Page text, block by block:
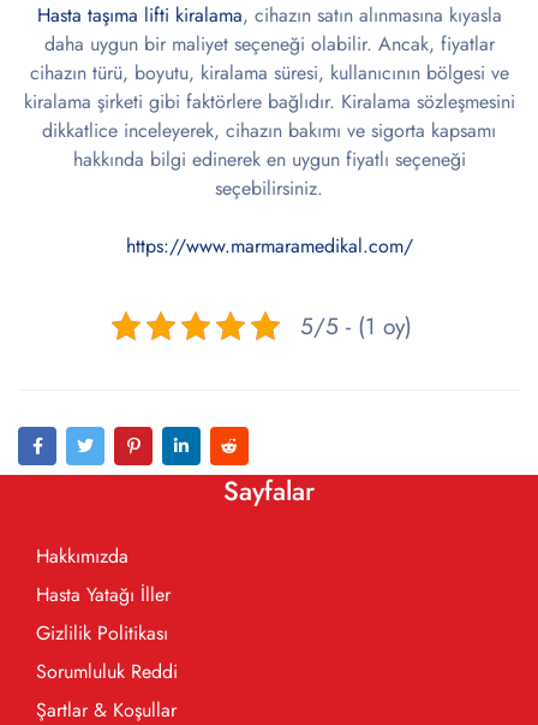
Hasta taşıma lifti kiralama, cihazın satın alınmasına kıyasla
daha uygun bir maliyet seçeneği olabilir. Ancak, fiyatlar
cihazın türü, boyutu, kiralama süresi, kullanıcının bölgesi ve
kiralama şirketi gibi faktörlere bağlıdır. Kiralama sözleşmesini
dikkatlice inceleyerek, cihazın bakımı ve sigorta kapsamı
hakkında bilgi edinerek en uygun fiyatlı seçeneği
seçebilirsiniz.
https://www.marmaramedikal.com/
5/5 - (1 oy)
Sayfalar
Hakkımızda
Hasta Yatağı İller
Gizlilik Politikası
Sorumluluk Reddi
Şartlar & Koşullar